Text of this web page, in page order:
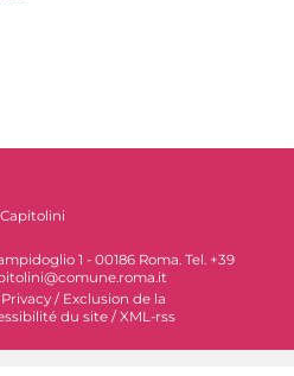
1 - 00186 Roma. Tel. +39
Privacy / Exclusion de la
du site /XML-rss